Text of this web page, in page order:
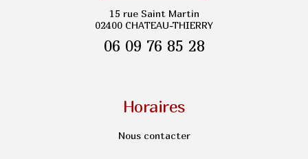
15 rue Saint Martin
02400 CHATEAU-THIERRY
06 09 76 85 28
Horaires
Nous contacter